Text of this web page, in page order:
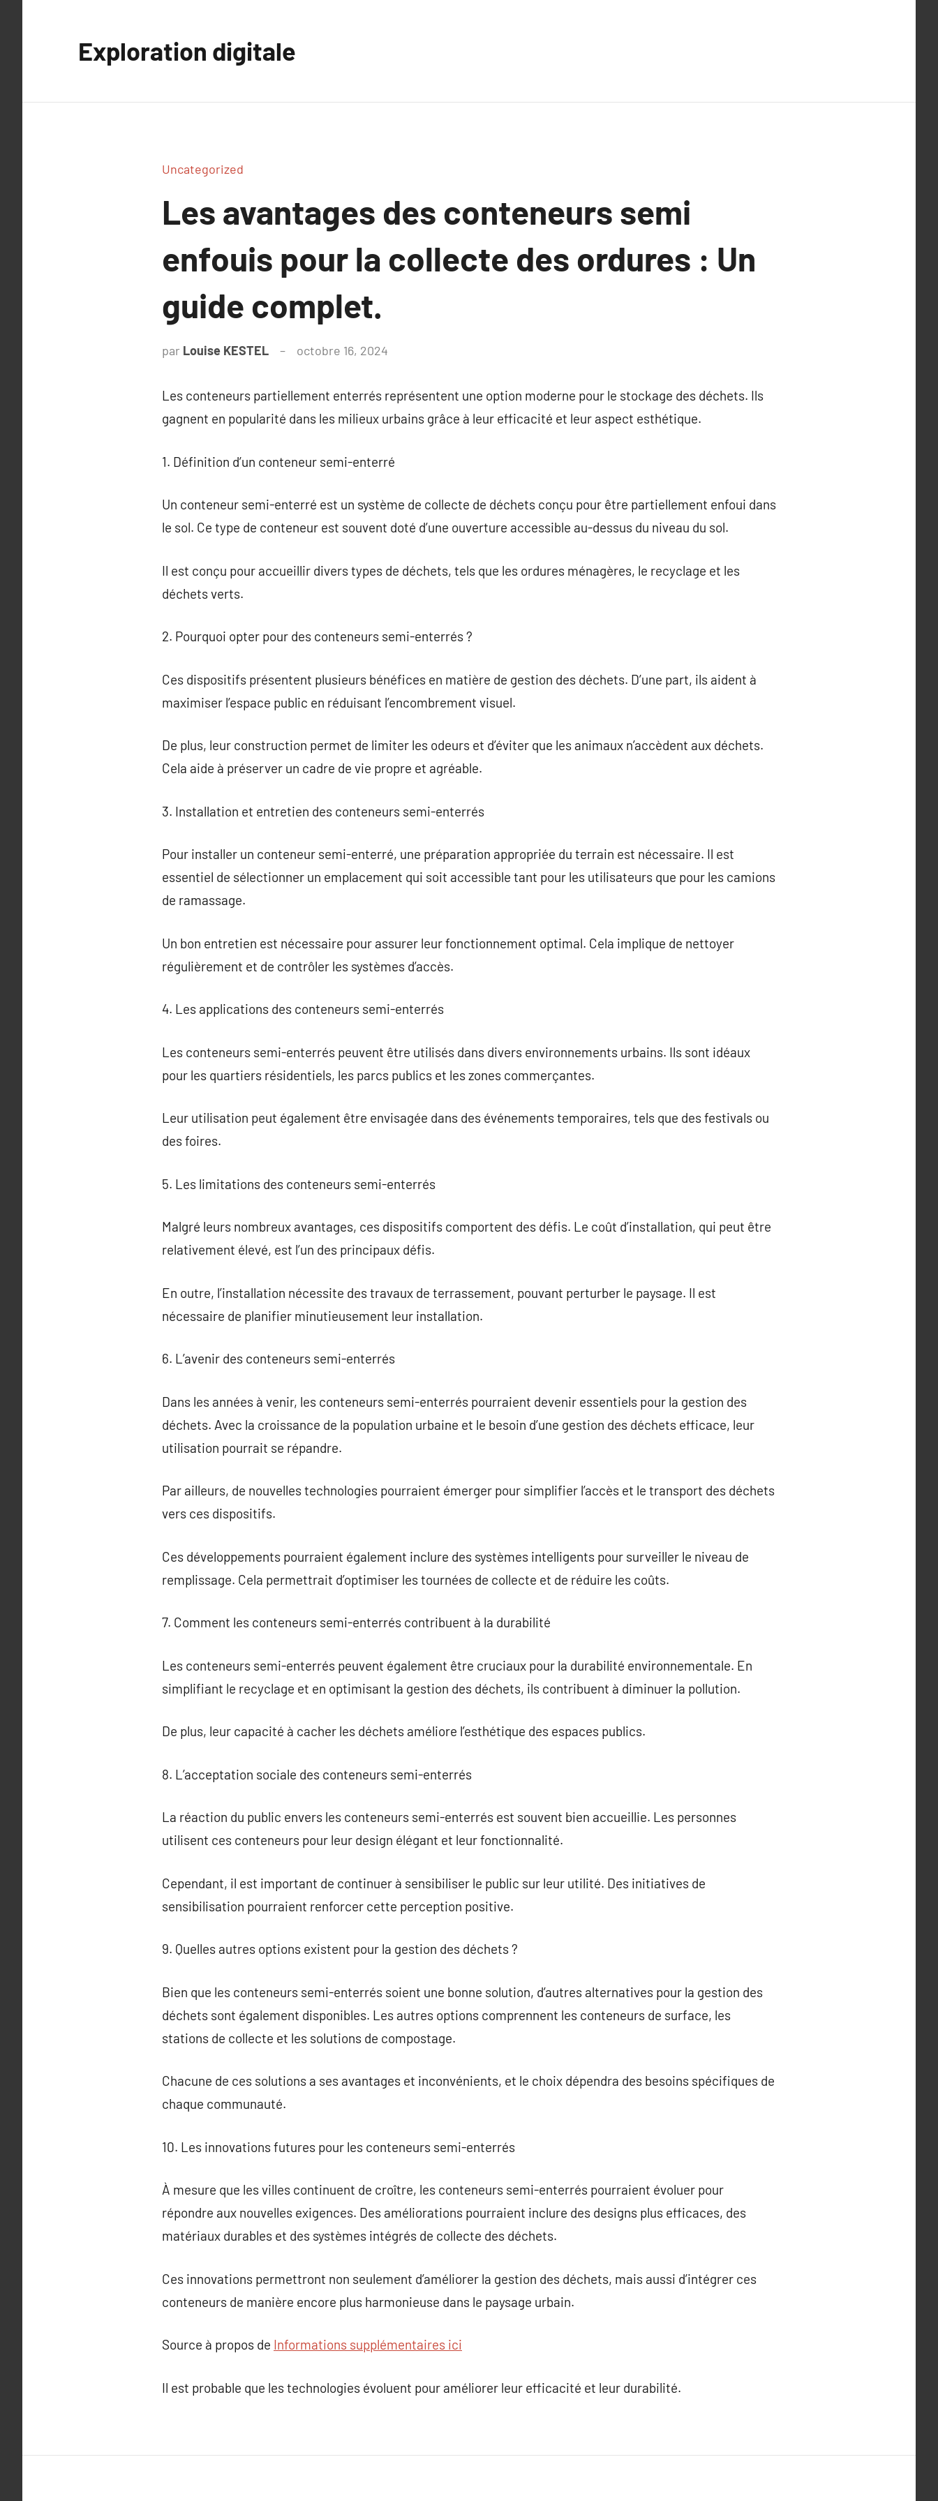
Exploration digitale
Uncategorized
Les avantages des conteneurs semi
enfouis pour la collecte des ordures : Un
guide complet.
par Louise KESTEL octobre 16, 2024
Les conteneurs partiellement enterrés représentent une option moderne pour le stockage des déchets. Ils
gagnent en popularité dans les milieux urbains grâce à leur efficacité et leur aspect esthétique.
1. Définition d’un conteneur semi-enterré
Un conteneur semi-enterré est un système de collecte de déchets conçu pour être partiellement enfoui dans
le sol. Ce type de conteneur est souvent doté d’une ouverture accessible au-dessus du niveau du sol.
Il est conçu pour accueillir divers types de déchets, tels que les ordures ménagères, le recyclage et les
déchets verts.
2. Pourquoi opter pour des conteneurs semi-enterrés ?
Ces dispositifs présentent plusieurs bénéfices en matière de gestion des déchets. D’une part, ils aident à
maximiser l’espace public en réduisant l’encombrement visuel.
De plus, leur construction permet de limiter les odeurs et d’éviter que les animaux n’accèdent aux déchets.
Cela aide à préserver un cadre de vie propre et agréable.
3. Installation et entretien des conteneurs semi-enterrés
Pour installer un conteneur semi-enterré, une préparation appropriée du terrain est nécessaire. Il est
essentiel de sélectionner un emplacement qui soit accessible tant pour les utilisateurs que pour les camions
de ramassage.
Un bon entretien est nécessaire pour assurer leur fonctionnement optimal. Cela implique de nettoyer
régulièrement et de contrôler les systèmes d’accès.
4. Les applications des conteneurs semi-enterrés
Les conteneurs semi-enterrés peuvent être utilisés dans divers environnements urbains. Ils sont idéaux
pour les quartiers résidentiels, les parcs publics et les zones commerçantes.
Leur utilisation peut également être envisagée dans des événements temporaires, tels que des festivals ou
des foires.
5. Les limitations des conteneurs semi-enterrés
Malgré leurs nombreux avantages, ces dispositifs comportent des défis. Le coût d’installation, qui peut être
relativement élevé, est l’un des principaux défis.
En outre, l’installation nécessite des travaux de terrassement, pouvant perturber le paysage. Il est
nécessaire de planifier minutieusement leur installation.
6. L’avenir des conteneurs semi-enterrés
Dans les années à venir, les conteneurs semi-enterrés pourraient devenir essentiels pour la gestion des
déchets. Avec la croissance de la population urbaine et le besoin d’une gestion des déchets efficace, leur
utilisation pourrait se répandre.
Par ailleurs, de nouvelles technologies pourraient émerger pour simplifier l’accès et le transport des déchets
vers ces dispositifs.
Ces développements pourraient également inclure des systèmes intelligents pour surveiller le niveau de
remplissage. Cela permettrait d’optimiser les tournées de collecte et de réduire les coûts.
7. Comment les conteneurs semi-enterrés contribuent à la durabilité
Les conteneurs semi-enterrés peuvent également être cruciaux pour la durabilité environnementale. En
simplifiant le recyclage et en optimisant la gestion des déchets, ils contribuent à diminuer la pollution.
De plus, leur capacité à cacher les déchets améliore l’esthétique des espaces publics.
8. L’acceptation sociale des conteneurs semi-enterrés
La réaction du public envers les conteneurs semi-enterrés est souvent bien accueillie. Les personnes
utilisent ces conteneurs pour leur design élégant et leur fonctionnalité.
Cependant, il est important de continuer à sensibiliser le public sur leur utilité. Des initiatives de
sensibilisation pourraient renforcer cette perception positive.
9. Quelles autres options existent pour la gestion des déchets ?
Bien que les conteneurs semi-enterrés soient une bonne solution, d’autres alternatives pour la gestion des
déchets sont également disponibles. Les autres options comprennent les conteneurs de surface, les
stations de collecte et les solutions de compostage.
Chacune de ces solutions a ses avantages et inconvénients, et le choix dépendra des besoins spécifiques de
chaque communauté.
10. Les innovations futures pour les conteneurs semi-enterrés
À mesure que les villes continuent de croître, les conteneurs semi-enterrés pourraient évoluer pour
répondre aux nouvelles exigences. Des améliorations pourraient inclure des designs plus efficaces, des
matériaux durables et des systèmes intégrés de collecte des déchets.
Ces innovations permettront non seulement d’améliorer la gestion des déchets, mais aussi d’intégrer ces
conteneurs de manière encore plus harmonieuse dans le paysage urbain.
Source à propos de Informations supplémentaires ici
Il est probable que les technologies évoluent pour améliorer leur efficacité et leur durabilité.